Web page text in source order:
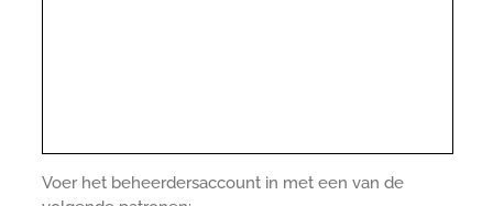
Voer het beheerdersaccount in met een van de